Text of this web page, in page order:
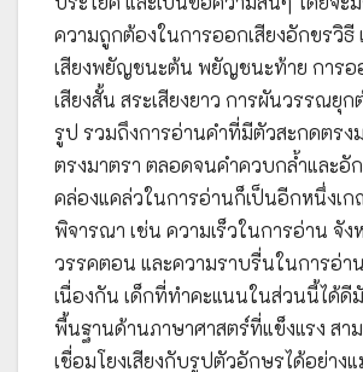
ความถูกต้องในการออกเสียงอักขรวิธี
เสียงพยัญชนะต้น พยัญชนะท้าย การอ
เสียงสั้น สระเสียงยาว การผันวรรณยุ
รูป รวมถึงการอ่านคำที่มีตัวสะกดตรง
ตรงมาตรา ตลอดจนคำควบกล้ำและอั
คล่องแคล่วในการอ่านก็เป็นอีกหนึ่งเ
พิจารณา เช่น ความเร็วในการอ่าน จัง
วรรคตอน และความราบรื่นในการอ่า
เนื่องกัน เด็กที่ทำคะแนนในส่วนนี้ได้ดี
พื้นฐานด้านภาษาศาสตร์ที่แข็งแรง สา
เชื่อมโยงเสียงกับรูปตัวอักษรได้อย่าง